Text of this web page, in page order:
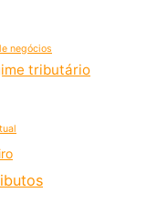
negócios
tributário